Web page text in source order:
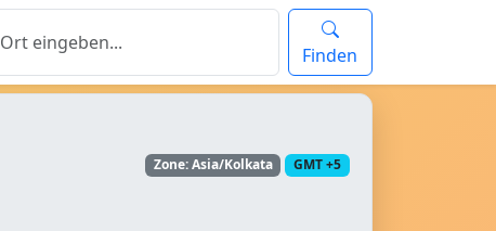
Finden
Zone: Asia/Kolkata GMT +5